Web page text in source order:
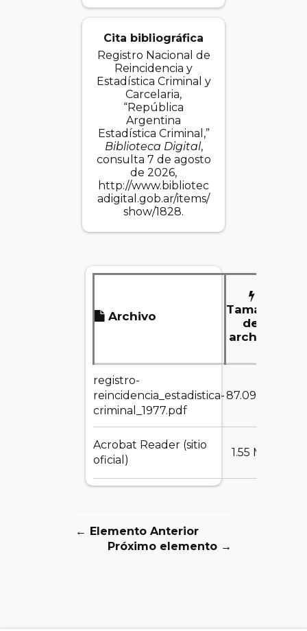
Cita bibliográfica
Registro Nacional de
Reincidencia y
Estadística Criminal y
Carcelaria,
“República
Argentina
Estadística Criminal,”
Biblioteca Digital,
consulta 7 de agosto
de 2026,
http://www.bibliotec
adigital.gob.ar/items/
show/1828.
Archivo
Tamaño
del
archivo
registro-
reincidencia_estadistica-
criminal_1977.pdf
87.09 MB
Acrobat Reader (sitio
oficial)
1.55 MB
← Elemento Anterior
Próximo elemento →